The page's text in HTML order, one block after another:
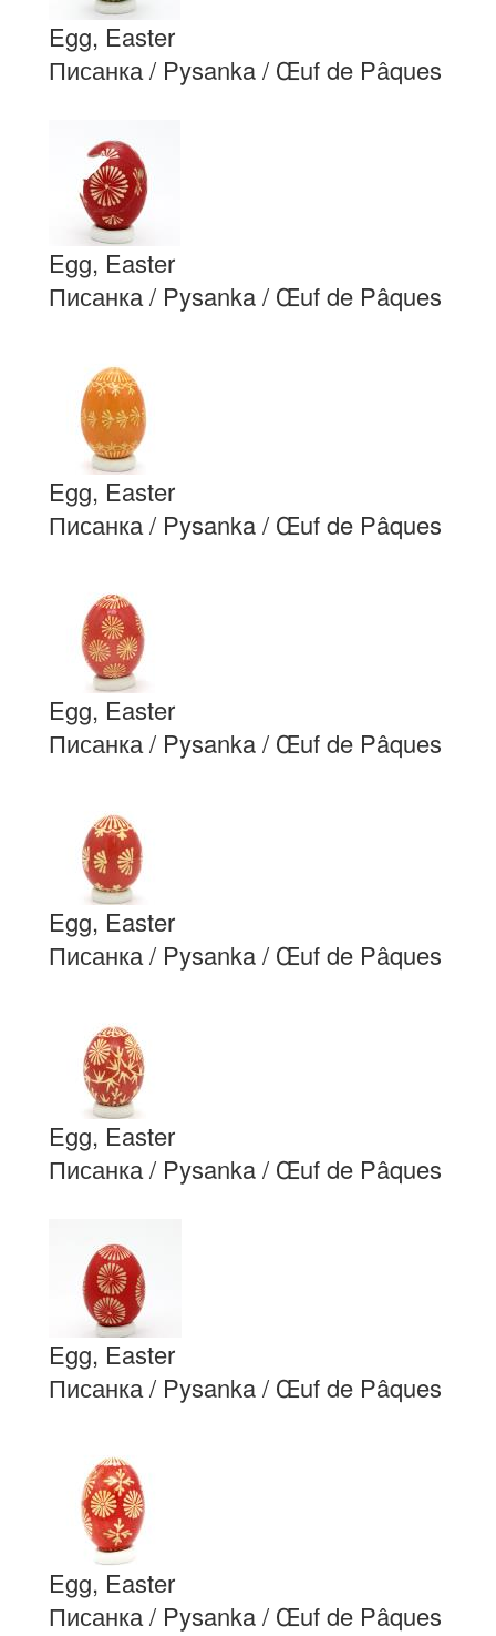
Egg, Easter
Писанка / Pysanka / Œuf de Pâques
Egg, Easter
Писанка / Pysanka / Œuf de Pâques
Egg, Easter
Писанка / Pysanka / Œuf de Pâques
Egg, Easter
Писанка / Pysanka / Œuf de Pâques
Egg, Easter
Писанка / Pysanka / Œuf de Pâques
Egg, Easter
Писанка / Pysanka / Œuf de Pâques
Egg, Easter
Писанка / Pysanka / Œuf de Pâques
Egg, Easter
Писанка / Pysanka / Œuf de Pâques